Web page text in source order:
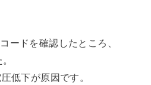
ードを確認したところ、
低下が原因です。